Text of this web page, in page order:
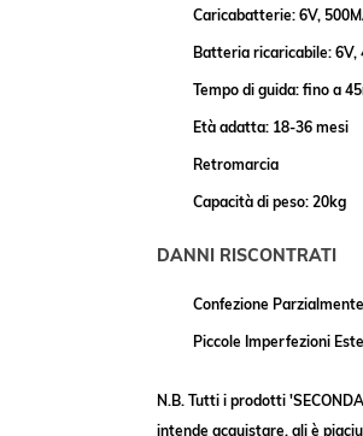
Caricabatterie: 6V,
Batteria ricaricabile: 6V,
Tempo di guida: fino a
Età adatta: 18-36 mesi
Retromarcia
Capacità di peso: 20kg
DANNI RISCONTRATI
Confezione
Piccole Imperfezioni
N.B. Tutti i prodotti
intende acquistare, gli è